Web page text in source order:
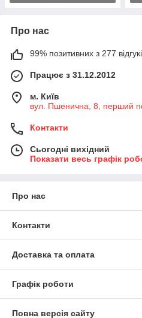
Про нас
99% позитивних з 277
Працює з 31.12.2012
м. Київ
вул. Пшенична, 8, перший
Контакти
Сьогодні вихідний
Показати весь графік
Про нас
Контакти
Доставка та оплата
Графік роботи
Повна версія сайту